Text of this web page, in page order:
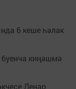
6 кеше һәлак
киңәшмә
Ленар